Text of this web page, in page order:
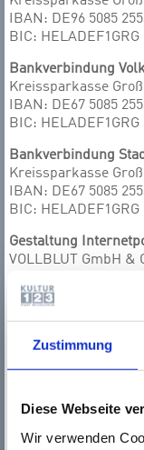
Zustimmung
Diese Webseite
Wir verwenden
IBAN: DE96 5085
BIC: HELADEF1GRG
Bankverbindung
Kreissparkasse
IBAN: DE67 5085
BIC: HELADEF1GRG
Bankverbindung
Kreissparkasse
IBAN: DE67 5085
BIC: HELADEF1GRG
Gestaltung
VOLLBLUT GmbH &
Programmierung
IT-Direkt Business
Headerfotos
Shutterstock